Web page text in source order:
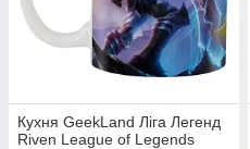
Кухня GeekLand Ліга Легенд
Riven League of Legends